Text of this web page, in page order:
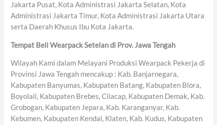
Jakarta Pusat, Kota Administrasi Jakarta Selatan, Kota
Administrasi Jakarta Timur, Kota Administrasi Jakarta Utara
serta Daerah Khusus Ibu Kota Jakarta.
Tempat Beli Wearpack Setelan di Prov. Jawa Tengah
Wilayah Kami dalam Melayani Produksi Wearpack Pekerja di
Provinsi Jawa Tengah mencakup : Kab. Banjarnegara,
Kabupaten Banyumas, Kabupaten Batang, Kabupaten Blora,
Boyolali, Kabupaten Brebes, Cilacap, Kabupaten Demak, Kab.
Grobogan, Kabupaten Jepara, Kab. Karanganyar, Kab.
Kebumen, Kabupaten Kendal, Klaten, Kab. Kudus, Kabupaten